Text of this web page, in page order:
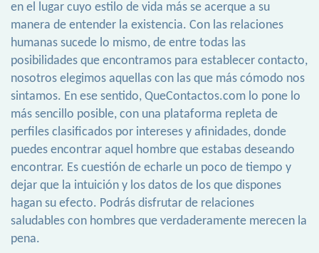
en el lugar cuyo estilo de vida más se acerque a su
manera de entender la existencia. Con las relaciones
humanas sucede lo mismo, de entre todas las
posibilidades que encontramos para establecer contacto,
nosotros elegimos aquellas con las que más cómodo nos
sintamos. En ese sentido, QueContactos.com lo pone lo
más sencillo posible, con una plataforma repleta de
perfiles clasificados por intereses y afinidades, donde
puedes encontrar aquel hombre que estabas deseando
encontrar. Es cuestión de echarle un poco de tiempo y
dejar que la intuición y los datos de los que dispones
hagan su efecto. Podrás disfrutar de relaciones
saludables con hombres que verdaderamente merecen la
pena.